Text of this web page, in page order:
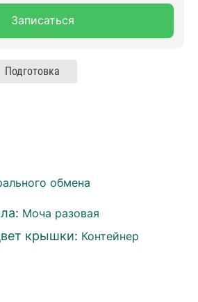
Записаться
Подготовка
обмена
Моча разовая
крышки: Контейнер